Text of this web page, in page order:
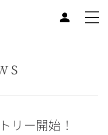
リー開始！